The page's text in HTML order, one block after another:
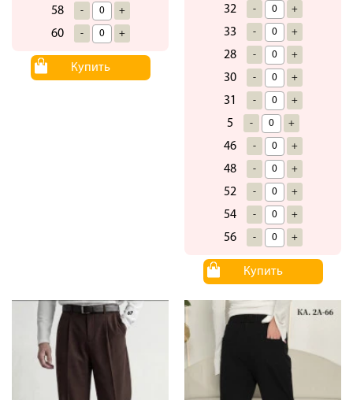
58 - +
60 - +
Купить
32 - +
33 - +
28 - +
30 - +
31 - +
5 - +
46 - +
48 - +
52 - +
54 - +
56 - +
Купить